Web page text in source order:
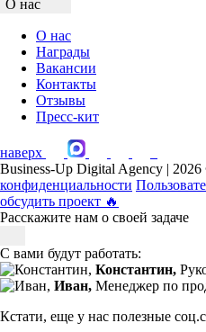
О нас
О нас
Награды
Вакансии
Контакты
Отзывы
Пресс-кит
наверх
Business-Up Digital Agency |
конфиденциальности
обсудить проект 🔥
Расскажите нам о своей задаче
С вами будут работать:
Константин,
Иван, Менеджер по
Кстати, еще у нас полезные